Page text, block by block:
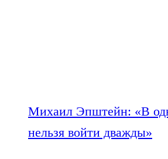
Михаил Эпштейн: «В
нельзя войти дважды»